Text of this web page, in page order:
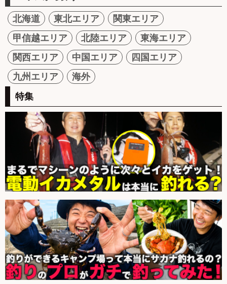
北海道 東北エリア
関東エリア
甲信越エリア
北陸エリア
東海エリア
関西エリア
中国エリア
四国エリア
九州エリア
海外
特集